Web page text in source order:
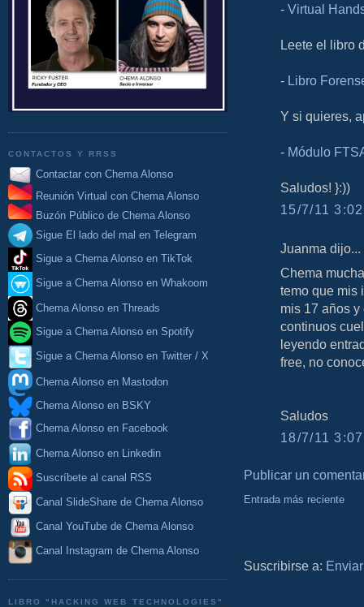
CONTACTOS Y RRSS
Contactar con Chema Alonso
Reunión Virtual con Chema Alonso
Buzón Público de Chema Alonso
Sigue El lado del mal en Telegram
Sigue a Chema Alonso en TikTok
Sigue a Chema Alonso en Whakoom
Chema Alonso en Threads
Sigue a Chema Alonso en Spotify
Sigue a Chema Alonso en Twitter / X
Chema Alonso en Mastodon
Chema Alonso en BSKY
Chema Alonso en Facebook
Chema Alonso en Linkedin
Suscríbete al canal RSS
Canal SlideShare de Chema Alonso
Canal YouTube de Chema Alonso
Canal Instagram de Chema Alonso
LIBRO "HACKING WEB TECHNOLOGIES"
- Virtual
Leete el libro
- Libro
Y si quieres,
- Módulo
Saludos! }:))
15/7/11
Juanma dijo...
Chema
temo que mis
mis 17 años
continuos
leyendo
free, no
Saludos
18/7/11
Publicar un
Entrada más reciente
Suscribirse a: